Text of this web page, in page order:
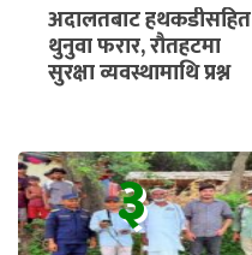
अदालतबाट हथकडीसहित
थुनुवा फरार, रौतहटमा
सुरक्षा व्यवस्थामाथि प्रश्न
३